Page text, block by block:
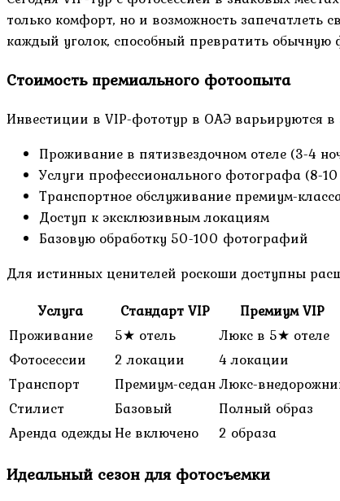
только комфорт, но и возможность
каждый уголок, способный превратить
Стоимость премиального фотоопыта
Инвестиции в VIP-фототур в ОАЭ варьируются
Проживание в пятизвездочном отеле (3-4
Услуги профессионального фотографа (8-
Транспортное обслуживание премиум-
Доступ к эксклюзивным локациям
Базовую обработку 50-100 фотографий
Для истинных ценителей роскоши доступны
Услуга
Стандарт VIP Премиум VIP
Проживание
5★ отель Люкс в 5★ отеле
Фотосессии
2 локации 4 локации
Транспорт
Премиум-седанЛюкс-
Стилист
Базовый Полный образ
Аренда одеждыНе включено 2 образа
Идеальный сезон для фотосъемки